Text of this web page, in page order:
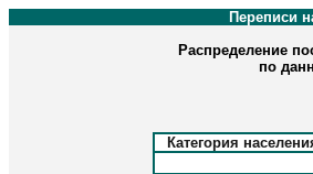
Переписи
Распределение
по
Категория